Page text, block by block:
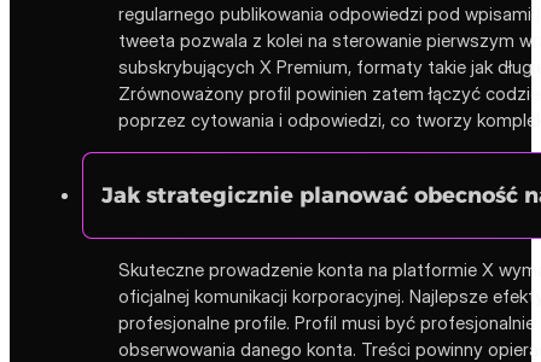
regularnego publikowania odpowiedzi pod
tweeta pozwala z kolei na sterowanie pierwszym
subskrybujących X Premium, formaty takie jak
Zrównoważony profil powinien zatem łączyć
poprzez cytowania i odpowiedzi, co tworzy
Jak strategicznie planować obecność
Skuteczne prowadzenie konta na platformie X
oficjalnej komunikacji korporacyjnej. Najlepsze
profesjonalne profile. Profil musi być
obserwowania danego konta. Treści powinny